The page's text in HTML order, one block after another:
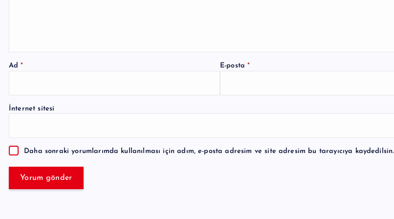
Ad* E-posta*
İnternet sitesi
Daha sonraki yorumlarımda kullanılması için adım, e-posta adresim ve site adresim bu tarayıcıya kaydedilsin.
t
n
a